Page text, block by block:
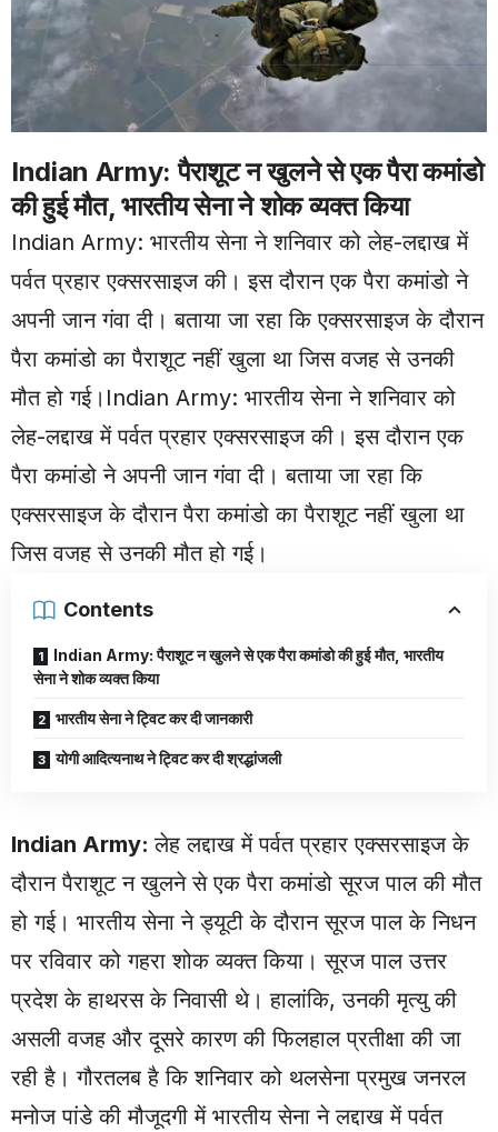
Indian Army: पैराशूट न खुलने से एक पैरा कमांडो
की हुई मौत, भारतीय सेना ने शोक व्यक्त किया
Indian Army: भारतीय सेना ने शनिवार को लेह-लद्दाख में
पर्वत प्रहार एक्सरसाइज की। इस दौरान एक पैरा कमांडो ने
अपनी जान गंवा दी। बताया जा रहा कि एक्सरसाइज के दौरान
पैरा कमांडो का पैराशूट नहीं खुला था जिस वजह से उनकी
मौत हो गई।Indian Army: भारतीय सेना ने शनिवार को
लेह-लद्दाख में पर्वत प्रहार एक्सरसाइज की। इस दौरान एक
पैरा कमांडो ने अपनी जान गंवा दी। बताया जा रहा कि
एक्सरसाइज के दौरान पैरा कमांडो का पैराशूट नहीं खुला था
जिस वजह से उनकी मौत हो गई।
Contents
Indian Army: पैराशूट न खुलने से एक पैरा कमांडो की हुई मौत, भारतीय
सेना ने शोक व्यक्त किया
भारतीय सेना ने ट्विट कर दी जानकारी
योगी आदित्यनाथ ने ट्विट कर दी श्रद्धांजली
Indian Army:लेह लद्दाख में पर्वत प्रहार एक्सरसाइज के
दौरान पैराशूट न खुलने से एक पैरा कमांडो सूरज पाल की मौत
हो गई। भारतीय सेना ने ड्यूटी के दौरान सूरज पाल के निधन
पर रविवार को गहरा शोक व्यक्त किया। सूरज पाल उत्तर
प्रदेश के हाथरस के निवासी थे। हालांकि, उनकी मृत्यु की
असली वजह और दूसरे कारण की फिलहाल प्रतीक्षा की जा
रही है। गौरतलब है कि शनिवार को थलसेना प्रमुख जनरल
मनोज पांडे की मौजूदगी में भारतीय सेना ने लद्दाख में पर्वत